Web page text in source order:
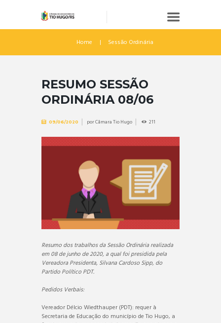
Home Sessão Ordinária
RESUMO SESSÃO
ORDINÁRIA 08/06
09/06/2020 porCâmara Tio Hugo 211
Resumo dos trabalhos da Sessão Ordinária realizada
em 08 de junho de 2020, a qual foi presidida pela
Vereadora Presidenta, Silvana Cardoso Sipp, do
Partido Político PDT.
Pedidos Verbais:
Vereador Délcio Wiedthauper (PDT): requer à
Secretaria de Educação do município de Tio Hugo, a